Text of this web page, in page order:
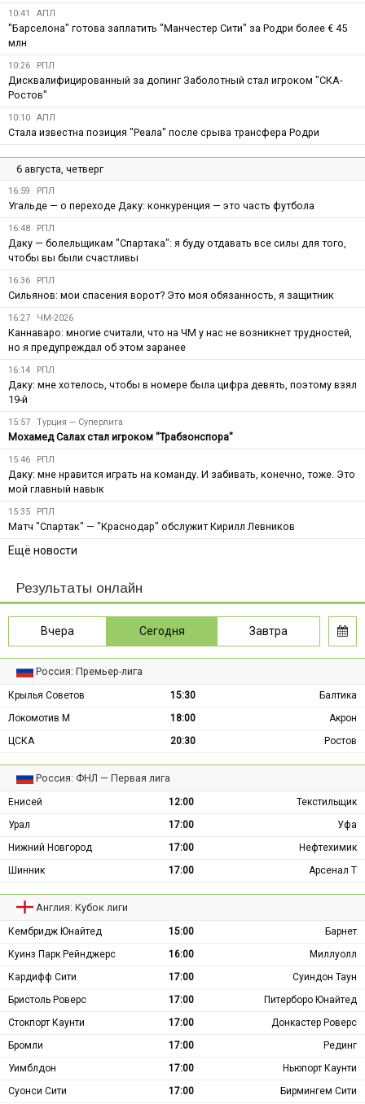
10:41 АПЛ
"Барселона" готова заплатить "Манчестер Сити" за Родри более € 45
млн
10:26 РПЛ
Дисквалифицированный за допинг Заболотный стал игроком "СКА-
Ростов"
10:10 АПЛ
Стала известна позиция "Реала" после срыва трансфера Родри
6 августа, четверг
16:59 РПЛ
Угальде — о переходе Даку: конкуренция — это часть футбола
16:48 РПЛ
Даку — болельщикам "Спартака": я буду отдавать все силы для того,
чтобы вы были счастливы
16:36 РПЛ
Сильянов: мои спасения ворот? Это моя обязанность, я защитник
16:27 ЧМ-2026
Каннаваро: многие считали, что на ЧМ у нас не возникнет трудностей,
но я предупреждал об этом заранее
16:14 РПЛ
Даку: мне хотелось, чтобы в номере была цифра девять, поэтому взял
19-й
15:57 Турция — Суперлига
Мохамед Салах стал игроком "Трабзонспора"
15:46 РПЛ
Даку: мне нравится играть на команду. И забивать, конечно, тоже. Это
мой главный навык
15:35 РПЛ
Матч "Спартак" — "Краснодар" обслужит Кирилл Левников
Ещё новости
Результаты онлайн
Вчера Сегодня Завтра
Россия: Премьер-лига
Крылья Советов 15:30
Балтика
Локомотив М
18:00
Акрон
ЦСКА
20:30 Ростов
Россия: ФНЛ — Первая лига
Енисей 12:00
Текстильщик
Урал
17:00
Уфа
Нижний Новгород
17:00
Нефтехимик
Шинник
17:00 Арсенал Т
Англия: Кубок лиги
Кембридж Юнайтед 15:00
Барнет
Куинз Парк Рейнджерс
16:00
Миллуолл
Кардифф Сити
17:00
Суиндон Таун
Бристоль Роверс
17:00
Питерборо Юнайтед
Стокпорт Каунти
17:00
Донкастер Роверс
Бромли
17:00
Рединг
Уимблдон
17:00
Ньюпорт Каунти
Суонси Сити
17:00 Бирмингем Сити